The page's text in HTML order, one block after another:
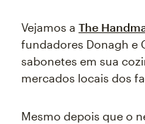
Vejamos a The
fundadores Donagh e
sabonetes em sua
mercados locais dos
Mesmo depois que o